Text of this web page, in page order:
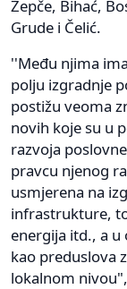
Žepče, Bihać,
Grude i Čelić.
''Među njima
polju izgradnje
postižu veoma
novih koje su u
razvoja
pravcu njenog
usmjerena na
infrastrukture,
energija itd., a u
kao preduslova
lokalnom